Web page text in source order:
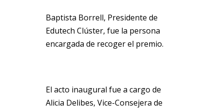
Baptista Borrell, Presidente de
Edutech Clúster, fue la persona
encargada de recoger el premio.
El acto inaugural fue a cargo de
Alicia Delibes, Vice-Consejera de